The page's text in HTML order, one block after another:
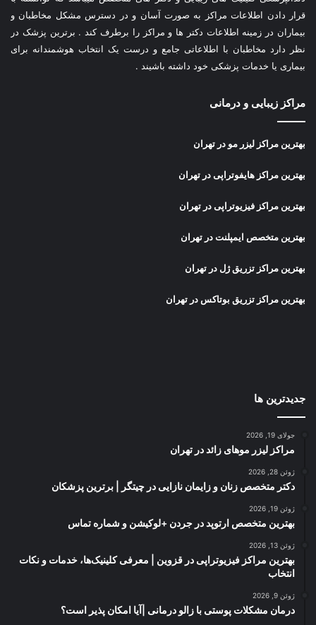
قرار دادن اطلاعات مراکز به صورت آسان و در دسترس مشکل مخاطبان و
بیماران در زمینه اطلاعات دکتر ها و مراکز را برطرف کند . برترین پزشک در
نظر دارد مخاطبان با اطلاعاتی جامع و درست یک انتخاب هوشمندانه برای
بیماری یا خدمات پزشکی خود داشته باشیند .
مراکز زیبایی و درمانی
بهترین مراکز لیزر مو در تهران
بهترین مراکز هایفوتراپی در تهران
بهترین مراکز فیزیوتراپی در تهران
بهترین متخصص ایمپلنت در تهران
بهترین مراکز تزریق ژل در تهران
بهترین مراکز تزریق بوتاکس در تهران
جدیدترین ها
جولای 19, 2026
مراکز لیزر موهای زائد در تهران
ژوئن 28, 2026
دکتر متخصص زنان و زایمان نازایی در چیتگر | برترین پزشکان
ژوئن 19, 2026
بهترین متخصص ارتوپد در جردن +لوکیشن و شماره تماس
ژوئن 13, 2026
بهترین مراکز فیزیوتراپی در قزوین | معرفی کلینیک‌ها، خدمات و نکات
انتخاب
ژوئن 9, 2026
درمان مشکلات پوستی با زالو درمانی |آیا امکان پذیر است؟